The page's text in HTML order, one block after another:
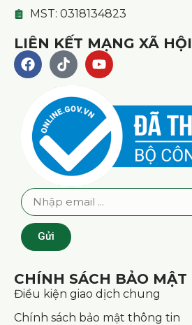
MST: 0318134823
LIÊN KẾT MẠNG XÃ HỘI
Gửi
CHÍNH SÁCH BẢO MẬT
Điều kiện giao dịch chung
Chính sách bảo mật thông tin